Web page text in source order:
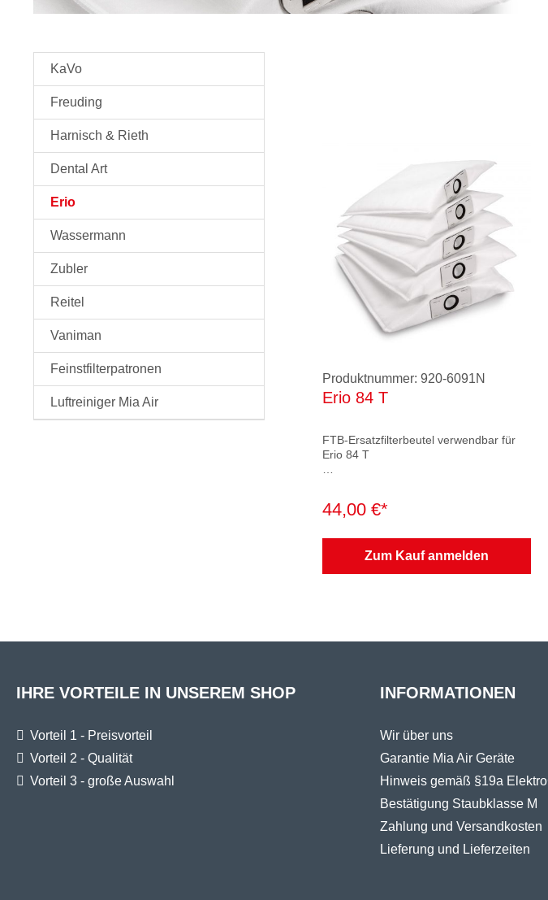
KaVo
Freuding
Harnisch & Rieth
Dental Art
Erio
Wassermann
Zubler
Reitel
Vaniman
Feinstfilterpatronen
Luftreiniger Mia Air
Produktnummer: 920-6091N
Erio 84 T
FTB-Ersatzfilterbeutel verwendbar für
Erio 84 T
Filtermaterial geprüft nach Gültigkeit:
bis 12 / 96 ZH 1 / 487 / BIA
44,00 €*
Zum Kauf anmelden
IHRE VORTEILE IN UNSEREM SHOP
Vorteil 1 - Preisvorteil
Vorteil 2 - Qualität
Vorteil 3 - große Auswahl
INFORMATIONEN
Wir über uns
Garantie Mia Air Geräte
Hinweis gemäß §19a
Bestätigung Staubklasse M
Zahlung und Versandkosten
Lieferung und Lieferzeiten